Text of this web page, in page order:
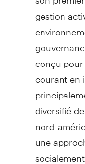
gestion
conçu
courant en
diversifié
nord-
une